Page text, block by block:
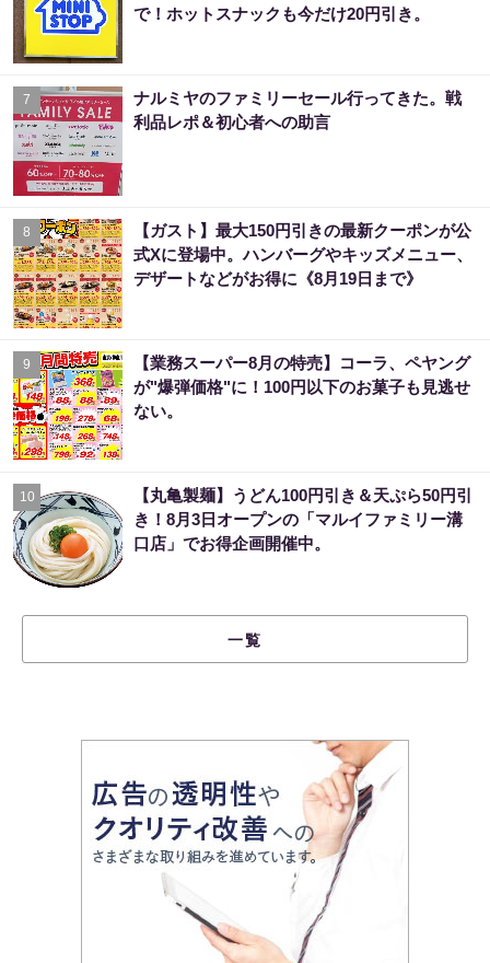
で！ホットスナックも今だけ20円引き。
7
ナルミヤのファミリーセール行ってきた。戦
利品レポ＆初心者への助言
8
【ガスト】最大150円引きの最新クーポンが公
式Xに登場中。ハンバーグやキッズメニュー、
デザートなどがお得に《8月19日まで》
9
【業務スーパー8月の特売】コーラ、ペヤング
が"爆弾価格"に！100円以下のお菓子も見逃せ
ない。
10
【丸亀製麺】うどん100円引き＆天ぷら50円引
き！8月3日オープンの「マルイファミリー溝
口店」でお得企画開催中。
一覧